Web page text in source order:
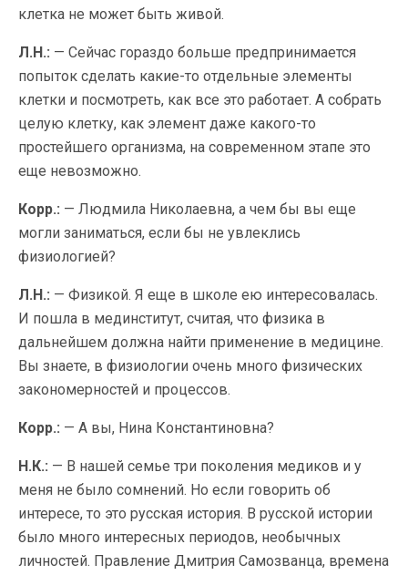
клетка не может быть живой.
Л.Н.: — Сейчас гораздо больше предпринимается
попыток сделать какие-то отдельные элементы
клетки и посмотреть, как все это работает. А собрать
целую клетку, как элемент даже какого-то
простейшего организма, на современном этапе это
еще невозможно.
Корр.: — Людмила Николаевна, а чем бы вы еще
могли заниматься, если бы не увлеклись
физиологией?
Л.Н.: — Физикой. Я еще в школе ею интересовалась.
И пошла в мединститут, считая, что физика в
дальнейшем должна найти применение в медицине.
Вы знаете, в физиологии очень много физических
закономерностей и процессов.
Корр.: — А вы, Нина Константиновна?
Н.К.: — В нашей семье три поколения медиков и у
меня не было сомнений. Но если говорить об
интересе, то это русская история. В русской истории
было много интересных периодов, необычных
личностей. Правление Дмитрия Самозванца, времена